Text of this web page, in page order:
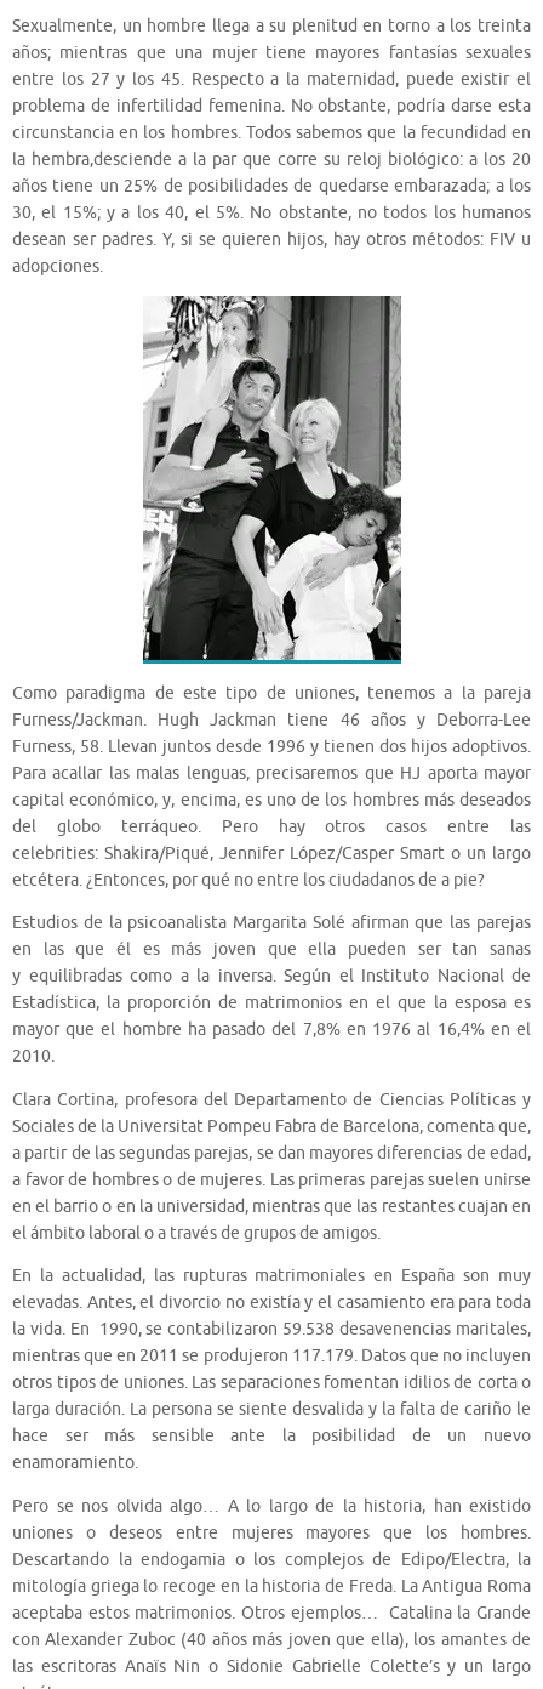
Sexualmente, un hombre llega a su plenitud en torno a los treinta
años; mientras que una mujer tiene mayores fantasías sexuales
entre los 27 y los 45. Respecto a la maternidad, puede existir el
problema de infertilidad femenina. No obstante, podría darse esta
circunstancia en los hombres. Todos sabemos que la fecundidad en
la hembra,desciende a la par que corre su reloj biológico: a los 20
años tiene un 25% de posibilidades de quedarse embarazada; a los
30, el 15%; y a los 40, el 5%. No obstante, no todos los humanos
desean ser padres. Y, si se quieren hijos, hay otros métodos: FIV u
adopciones.
Como paradigma de este tipo de uniones, tenemos a la pareja
Furness/Jackman. Hugh Jackman tiene 46 años y Deborra-Lee
Furness, 58. Llevan juntos desde 1996 y tienen dos hijos adoptivos.
Para acallar las malas lenguas, precisaremos que HJ aporta mayor
capital económico, y, encima, es uno de los hombres más deseados
del globo terráqueo. Pero hay otros casos entre las
celebrities: Shakira/Piqué, Jennifer López/Casper Smart o un largo
etcétera. ¿Entonces, por qué no entre los ciudadanos de a pie?
Estudios de la psicoanalista Margarita Solé afirman que las parejas
en las que él es más joven que ella pueden ser tan sanas
y equilibradas como a la inversa. Según el Instituto Nacional de
Estadística, la proporción de matrimonios en el que la esposa es
mayor que el hombre ha pasado del 7,8% en 1976 al 16,4% en el
2010.
Clara Cortina, profesora del Departamento de Ciencias Políticas y
Sociales de la Universitat Pompeu Fabra de Barcelona, comenta que,
a partir de las segundas parejas, se dan mayores diferencias de edad,
a favor de hombres o de mujeres. Las primeras parejas suelen unirse
en el barrio o en la universidad, mientras que las restantes cuajan en
el ámbito laboral o a través de grupos de amigos.
En la actualidad, las rupturas matrimoniales en España son muy
elevadas. Antes, el divorcio no existía y el casamiento era para toda
la vida. En 1990, se contabilizaron 59.538 desavenencias maritales,
mientras que en 2011 se produjeron 117.179. Datos que no incluyen
otros tipos de uniones. Las separaciones fomentan idilios de corta o
larga duración. La persona se siente desvalida y la falta de cariño le
hace ser más sensible ante la posibilidad de un nuevo
enamoramiento.
Pero se nos olvida algo… A lo largo de la historia, han existido
uniones o deseos entre mujeres mayores que los hombres.
Descartando la endogamia o los complejos de Edipo/Electra, la
mitología griega lo recoge en la historia de Freda. La Antigua Roma
aceptaba estos matrimonios. Otros ejemplos… Catalina la Grande
con Alexander Zuboc (40 años más joven que ella), los amantes de
las escritoras Anaïs Nin o Sidonie Gabrielle Colette’s y un largo